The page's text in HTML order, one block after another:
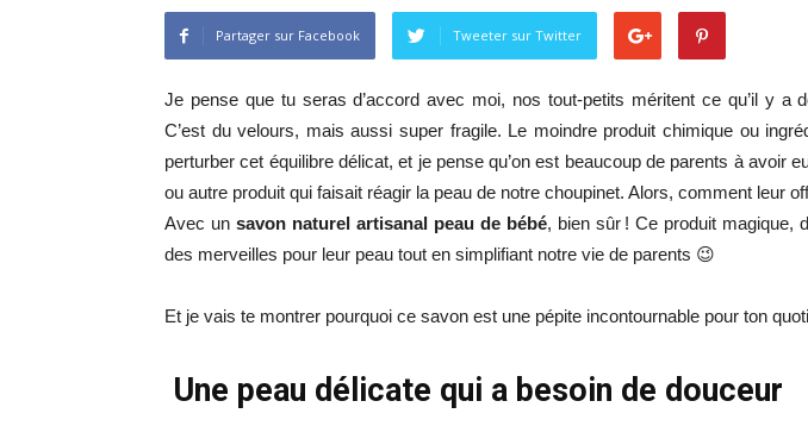
Partager sur Facebook Tweeter sur Twitter
Je pense que tu seras d’accord avec moi, nos tout-petits méritent ce qu’il y a
C’est du velours, mais aussi super fragile. Le moindre produit chimique ou
perturber cet équilibre délicat, et je pense qu’on est beaucoup de parents à avoir
ou autre produit qui faisait réagir la peau de notre choupinet. Alors, comment leur
Avec un savon naturel artisanal peau de bébé, bien sûr ! Ce produit magique,
des merveilles pour leur peau tout en simplifiant notre vie de parents 😉
Et je vais te montrer pourquoi ce savon est une pépite incontournable pour ton
Une peau délicate qui a besoin de douceur